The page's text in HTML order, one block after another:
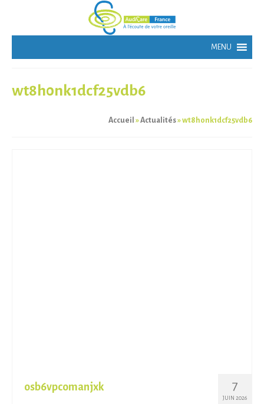
wt8h0nk1dcf25vdb6
Accueil »Actualités»wt8h0nk1dcf25vdb6
7
JUIN 2026
osb6vpcomanjxk